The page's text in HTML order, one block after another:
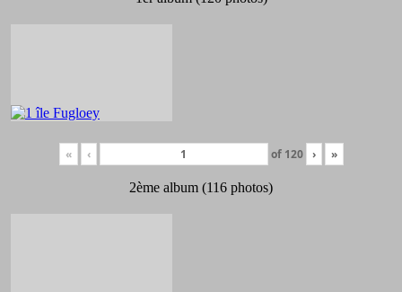
« ‹ of 120 › »
2ème album (116 photos)